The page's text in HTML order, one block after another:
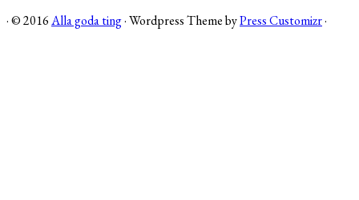
·© 2016Alla goda ting·Wordpress Theme byPress Customizr·